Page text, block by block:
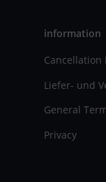
information
Liefer- und
General
Privacy